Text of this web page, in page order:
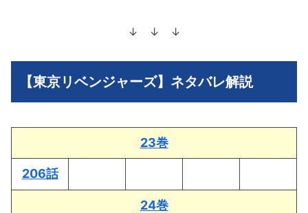
↓ ↓ ↓
【東京リベンジャーズ】ネタバレ解説
23巻
206話
24巻